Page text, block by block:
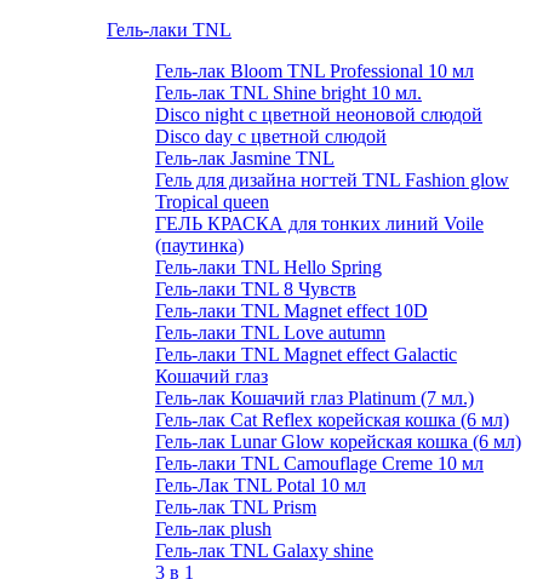
Гель-лаки TNL
Гель-лак Bloom TNL Professional 10 мл
Гель-лак TNL Shine bright 10 мл.
Disco night с цветной неоновой слюдой
Disco day с цветной слюдой
Гель-лак Jasmine TNL
Гель для дизайна ногтей TNL Fashion glow
Tropical queen
ГЕЛЬ КРАСКА для тонких линий Voile
(паутинка)
Гель-лаки TNL Hello Spring
Гель-лаки TNL 8 Чувств
Гель-лаки TNL Magnet effect 10D
Гель-лаки TNL Love autumn
Гель-лаки TNL Magnet effect Galactic
Кошачий глаз
Гель-лак Кошачий глаз Platinum (7 мл.)
Гель-лак Cat Reflex корейская кошка (6 мл)
Гель-лак Lunar Glow корейская кошка (6 мл)
Гель-лаки TNL Camouflage Creme 10 мл
Гель-Лак TNL Potal 10 мл
Гель-лак TNL Prism
Гель-лак plush
Гель-лак TNL Galaxy shine
3 в 1